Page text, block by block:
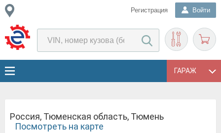
Регистрация Войти
ГАРАЖ
Россия, Тюменская область, Тюмень
Посмотреть на карте